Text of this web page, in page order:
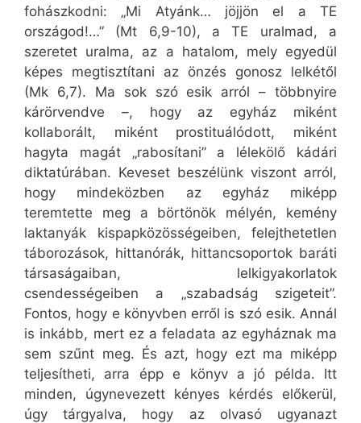
fohászkodni: „Mi Atyánk… jöjjön el a TE
országod!…” (Mt 6,9-10), a TE uralmad, a
szeretet uralma, az a hatalom, mely egyedül
képes megtisztítani az önzés gonosz lelkétől
(Mk 6,7). Ma sok szó esik arról – többnyire
kárörvendve –, hogy az egyház miként
kollaborált, miként prostituálódott, miként
hagyta magát „rabosítani” a lélekölő kádári
diktatúrában. Keveset beszélünk viszont arról,
hogy mindeközben az egyház miképp
teremtette meg a börtönök mélyén, kemény
laktanyák kispapközösségeiben, felejthetetlen
táborozások, hittanórák, hittancsoportok baráti
társaságaiban, lelkigyakorlatok
csendességeiben a „szabadság szigeteit”.
Fontos, hogy e könyvben erről is szó esik. Annál
is inkább, mert ez a feladata az egyháznak ma
sem szűnt meg. És azt, hogy ezt ma miképp
teljesítheti, arra épp e könyv a jó példa. Itt
minden, úgynevezett kényes kérdés előkerül,
úgy tárgyalva, hogy az olvasó ugyanazt